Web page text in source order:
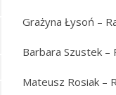
Grażyna Łysoń –
Barbara Szustek –
Mateusz Rosiak –